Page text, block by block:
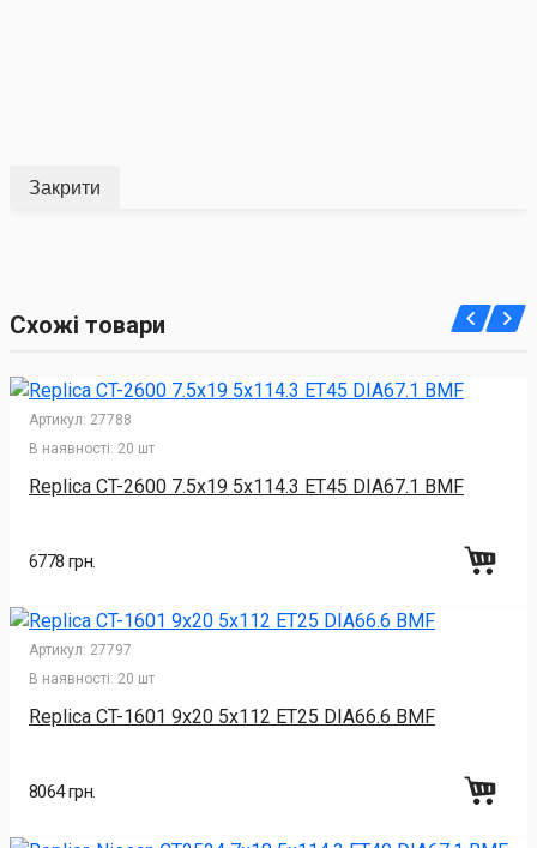
Закрити
Схожі товари
Артикул: 27788
В наявності: 20 шт
Replica CT-2600 7.5x19 5x114.3 ET45 DIA67.1 BMF
6778 грн.
Артикул: 27797
В наявності: 20 шт
Replica CT-1601 9x20 5x112 ET25 DIA66.6 BMF
8064 грн.